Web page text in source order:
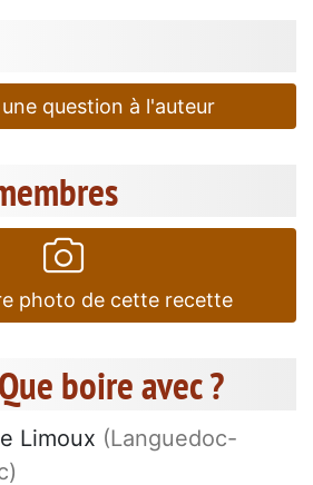
question à l'auteur
photo de cette recette
boire avec ?
Limoux (Languedoc-